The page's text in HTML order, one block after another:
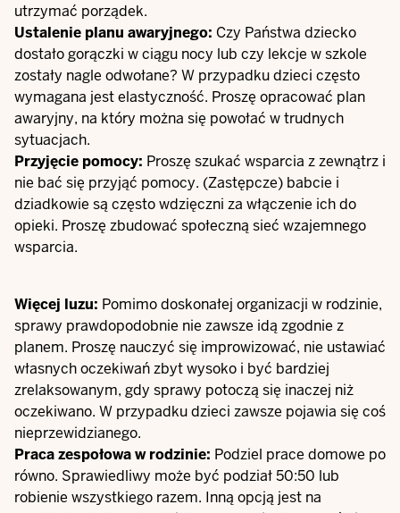
utrzymać porządek.
Ustalenie planu awaryjnego: Czy Państwa dziecko
dostało gorączki w ciągu nocy lub czy lekcje w szkole
zostały nagle odwołane? W przypadku dzieci często
wymagana jest elastyczność. Proszę opracować plan
awaryjny, na który można się powołać w trudnych
sytuacjach.
Przyjęcie pomocy: Proszę szukać wsparcia z zewnątrz i
nie bać się przyjąć pomocy. (Zastępcze) babcie i
dziadkowie są często wdzięczni za włączenie ich do
opieki. Proszę zbudować społeczną sieć wzajemnego
wsparcia.
Więcej luzu: Pomimo doskonałej organizacji w rodzinie,
sprawy prawdopodobnie nie zawsze idą zgodnie z
planem. Proszę nauczyć się improwizować, nie ustawiać
własnych oczekiwań zbyt wysoko i być bardziej
zrelaksowanym, gdy sprawy potoczą się inaczej niż
oczekiwano. W przypadku dzieci zawsze pojawia się coś
nieprzewidzianego.
Praca zespołowa w rodzinie: Podziel prace domowe po
równo. Sprawiedliwy może być podział 50:50 lub
robienie wszystkiego razem. Inną opcją jest na